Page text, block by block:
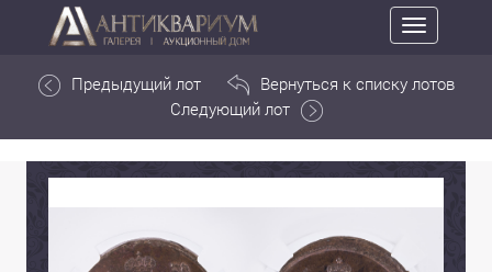
Toggle
navigation
Предыдущий лот
Вернуться к списку лотов
Следующий лот